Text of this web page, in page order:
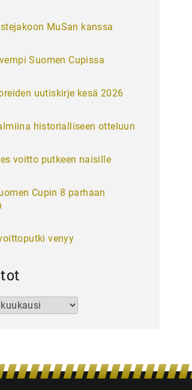
MuSan kanssa
Suomen Cupissa
uutiskirje kesä 2026
historialliseen otteluun
voitto putkeen naisille
Cupin 8 parhaan
venyy